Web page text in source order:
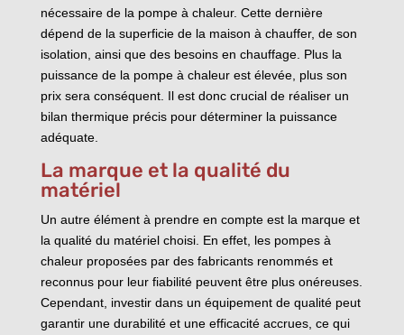
nécessaire de la pompe à chaleur. Cette dernière
dépend de la superficie de la maison à chauffer, de son
isolation, ainsi que des besoins en chauffage. Plus la
puissance de la pompe à chaleur est élevée, plus son
prix sera conséquent. Il est donc crucial de réaliser un
bilan thermique précis pour déterminer la puissance
adéquate.
La marque et la qualité du
matériel
Un autre élément à prendre en compte est la marque et
la qualité du matériel choisi. En effet, les pompes à
chaleur proposées par des fabricants renommés et
reconnus pour leur fiabilité peuvent être plus onéreuses.
Cependant, investir dans un équipement de qualité peut
garantir une durabilité et une efficacité accrues, ce qui